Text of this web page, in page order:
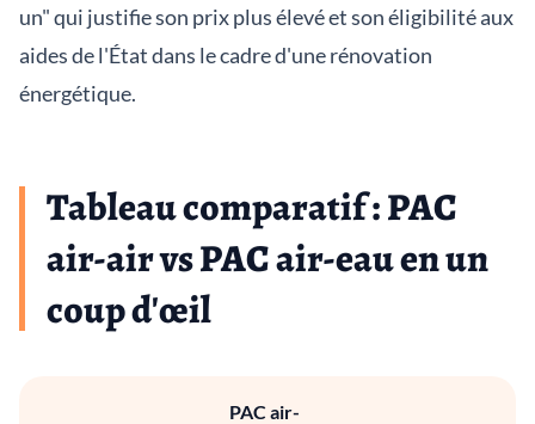
un" qui justifie son prix plus élevé et son éligibilité aux
aides de l'État dans le cadre d'une rénovation
énergétique.
Tableau comparatif : PAC
air-air vs PAC air-eau en un
coup d'œil
PAC air-